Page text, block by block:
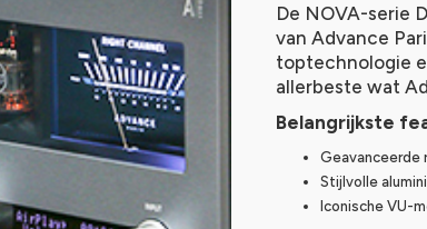
De NOVA-serie
van Advance
toptechnologie
allerbeste wat
Belangrijkste
Geavanceerde
Stijlvolle
Iconische VU-